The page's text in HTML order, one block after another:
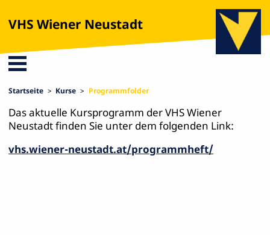
VHS Wiener Neustadt
Startseite Kurse Programmfolder
Das aktuelle Kursprogramm der VHS Wiener
Neustadt finden Sie unter dem folgenden Link:
vhs.wiener-neustadt.at/programmheft/